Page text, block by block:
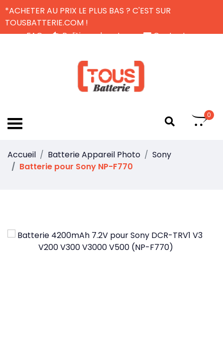
*ACHETER AU PRIX LE PLUS BAS ? C'EST SUR
TOUSBATTERIE.COM !
FAQ
Politique de retour
Contactez-nous
0
Accueil Batterie Appareil Photo
Sony
Batterie pour Sony NP-F770